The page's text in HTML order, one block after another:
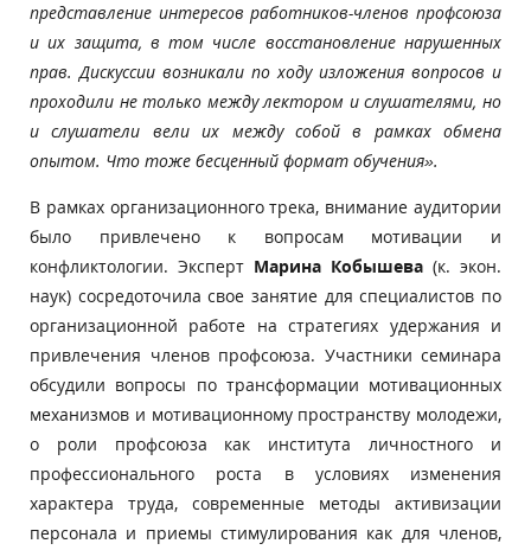
представление интересов работников-членов профсоюза
и их защита, в том числе восстановление нарушенных
прав. Дискуссии возникали по ходу изложения вопросов и
проходили не только между лектором и слушателями, но
и слушатели вели их между собой в рамках обмена
опытом. Что тоже бесценный формат обучения».
В рамках организационного трека, внимание аудитории
было привлечено к вопросам мотивации и
конфликтологии. Эксперт Марина Кобышева (к. экон.
наук) сосредоточила свое занятие для специалистов по
организационной работе на стратегиях удержания и
привлечения членов профсоюза. Участники семинара
обсудили вопросы по трансформации мотивационных
механизмов и мотивационному пространству молодежи,
о роли профсоюза как института личностного и
профессионального роста в условиях изменения
характера труда,
современные методы активизации
персонала и приемы стимулирования как для членов,